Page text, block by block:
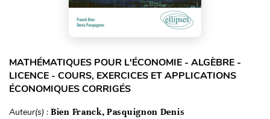
MATHÉMATIQUES POUR L'ÉCONOMIE - ALGÈBRE -
LICENCE - COURS, EXERCICES ET APPLICATIONS
ÉCONOMIQUES CORRIGÉS
Auteur(s) : Bien Franck, Pasquignon Denis